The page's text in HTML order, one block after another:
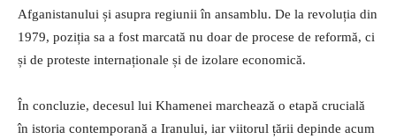
Afganistanului și asupra regiunii în ansamblu. De la revoluția din
1979, poziția sa a fost marcată nu doar de procese de reformă, ci
și de proteste internaționale și de izolare economică.
În concluzie, decesul lui Khamenei marchează o etapă crucială
în istoria contemporană a Iranului, iar viitorul țării depinde acum